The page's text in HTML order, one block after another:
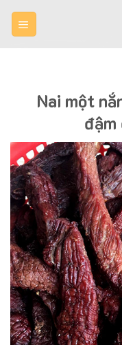
Skip
Nai một
đậm